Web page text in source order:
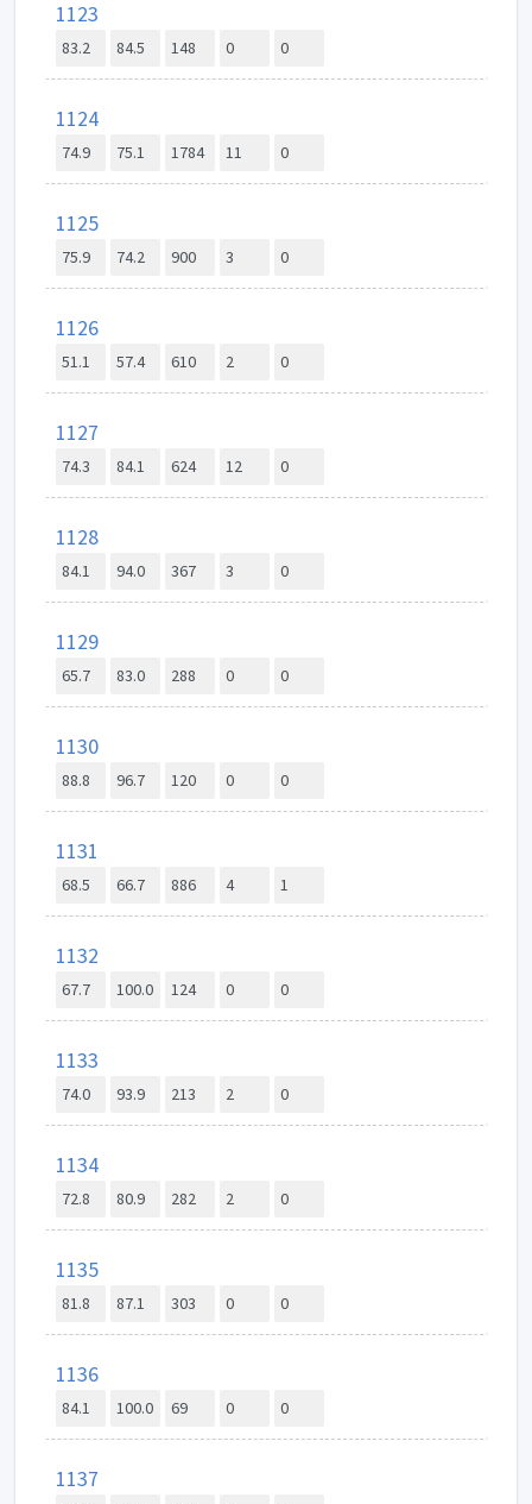
1123
83.2 84.5 148 0 0
1124
74.9 75.1 1784 11 0
1125
75.9 74.2 900 3 0
1126
51.1 57.4 610 2 0
1127
74.3 84.1 624 12 0
1128
84.1 94.0 367 3 0
1129
65.7 83.0 288 0 0
1130
88.8 96.7 120 0 0
1131
68.5 66.7 886 4 1
1132
67.7 100.0 124 0 0
1133
74.0 93.9 213 2 0
1134
72.8 80.9 282 2 0
1135
81.8 87.1 303 0 0
1136
84.1 100.0 69 0 0
1137